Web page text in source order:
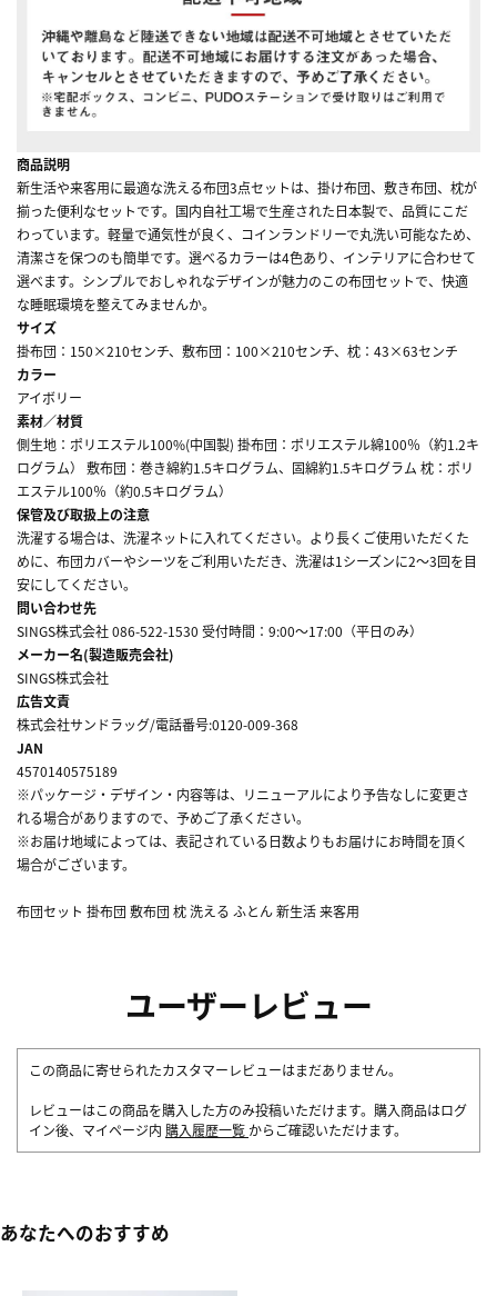
商品説明
新生活や来客用に最適な洗える布団3点セットは、掛け布団、敷き布団、枕が
揃った便利なセットです。国内自社工場で生産された日本製で、品質にこだ
わっています。軽量で通気性が良く、コインランドリーで丸洗い可能なため、
清潔さを保つのも簡単です。選べるカラーは4色あり、インテリアに合わせて
選べます。シンプルでおしゃれなデザインが魅力のこの布団セットで、快適
な睡眠環境を整えてみませんか。
サイズ
掛布団：150×210センチ、敷布団：100×210センチ、枕：43×63センチ
カラー
アイボリー
素材／材質
側生地：ポリエステル100%(中国製) 掛布団：ポリエステル綿100％（約1.2キ
ログラム） 敷布団：巻き綿約1.5キログラム、固綿約1.5キログラム 枕：ポリ
エステル100％（約0.5キログラム）
保管及び取扱上の注意
洗濯する場合は、洗濯ネットに入れてください。より長くご使用いただくた
めに、布団カバーやシーツをご利用いただき、洗濯は1シーズンに2～3回を目
安にしてください。
問い合わせ先
SINGS株式会社 086-522-1530 受付時間：9:00～17:00（平日のみ）
メーカー名(製造販売会社)
SINGS株式会社
広告文責
株式会社サンドラッグ/電話番号:0120-009-368
JAN
4570140575189
※パッケージ・デザイン・内容等は、リニューアルにより予告なしに変更さ
れる場合がありますので、予めご了承ください。
※お届け地域によっては、表記されている日数よりもお届けにお時間を頂く
場合がございます。
布団セット 掛布団 敷布団 枕 洗える ふとん 新生活 来客用
ユーザーレビュー
この商品に寄せられたカスタマーレビューはまだありません。
レビューはこの商品を購入した方のみ投稿いただけます。購入商品はログ
イン後、マイページ内 購入履歴一覧 からご確認いただけます。
あなたへのおすすめ